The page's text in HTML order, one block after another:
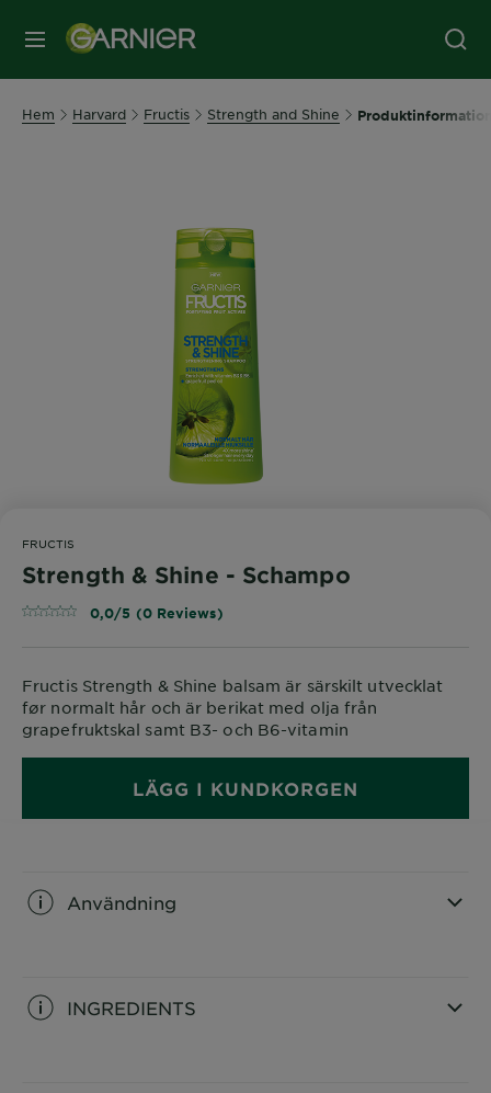
MENY
Hem Harvard Fructis Strength and Shine
FRUCTIS
Strength & Shine - Schampo
0,0/5 (0 Reviews)
Fructis Strength & Shine balsam är särskilt utvecklat
før normalt hår och är berikat med olja från
grapefruktskal samt B3- och B6-vitamin
LÄGG I KUNDKORGEN
Användning
INGREDIENTS